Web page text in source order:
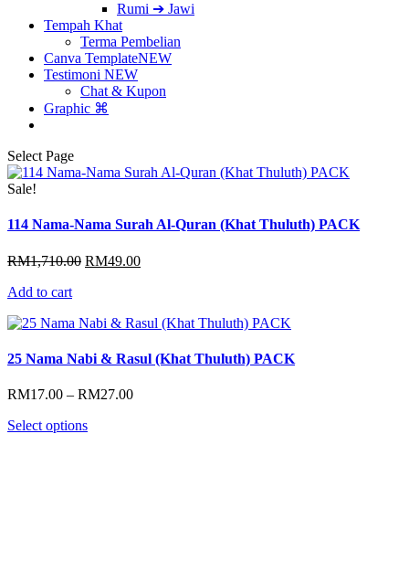
Rumi ➔ Jawi
Tempah Khat
Terma Pembelian
Canva TemplateNEW
Testimoni NEW
Chat & Kupon
Graphic ⌘
Select Page
Sale!
114 Nama-Nama Surah Al-Quran (Khat Thuluth) PACK
RM1,710.00 Original
RM49.00Current
Add to cart
25 Nama Nabi & Rasul (Khat Thuluth) PACK
RM17.00 – RM27.00Price
Select options